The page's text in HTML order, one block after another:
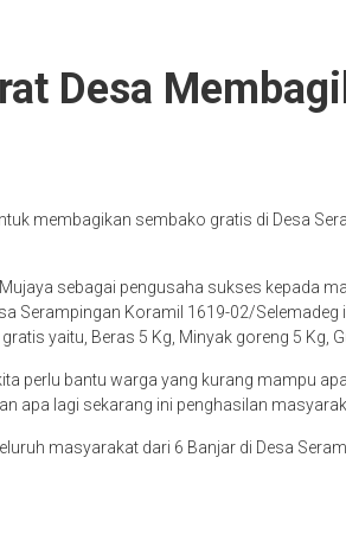
Desa
membagikan sembako gratis di Desa
sebagai pengusaha sukses kepada
Serampingan Koramil 1619-02/Selemadeg
yaitu, Beras 5 Kg, Minyak goreng 5 Kg,
perlu bantu warga yang kurang mampu
apa lagi sekarang ini penghasilan
masyarakat dari 6 Banjar di Desa